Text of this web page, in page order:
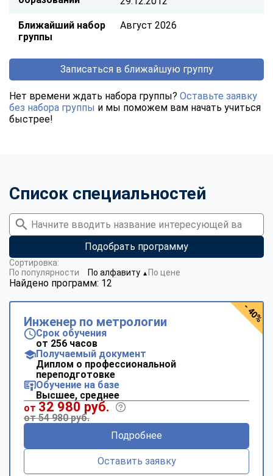
Ближайший набор
группы
Август 2026
Записаться в ближайшую группу
Нет времени ждать набора группы? Оставьте заявку
без набора группы и мы поможем вам начать учиться
быстрее!
Список специальностей
Подобрать программу
Найдено программ: 12
Сортировка:
По популярности
По алфавиту ▼ По цене
Инженер по метрологии
Срок обучения
от 256 часов
Получаемый документ
Диплом о профессиональной
переподготовке
Обучение на базе
Высшее, среднее
от 32 980 руб.
от 54 980 руб.
Подробнее
Оставить заявку
- 40%